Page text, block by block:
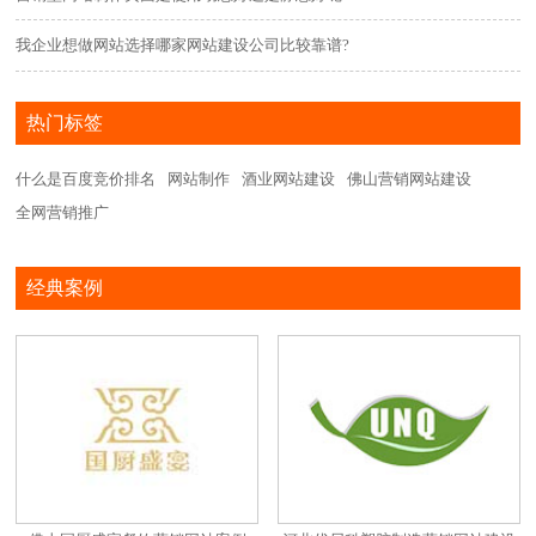
我企业想做网站选择哪家网站建设公司比较靠谱?
热门标签
什么是百度竞价排名 网站制作 酒业网站建设
佛山营销网站建设
全网营销推广
经典案例